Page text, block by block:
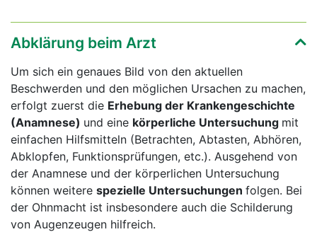
Abklärung beim Arzt
Um sich ein genaues Bild von den aktuellen
Beschwerden und den möglichen Ursachen zu machen,
erfolgt zuerst die Erhebung der Krankengeschichte
(Anamnese) und eine körperliche Untersuchung mit
einfachen Hilfsmitteln (Betrachten, Abtasten, Abhören,
Abklopfen, Funktionsprüfungen, etc.). Ausgehend von
der Anamnese und der körperlichen Untersuchung
können weitere spezielle Untersuchungen folgen. Bei
der Ohnmacht ist insbesondere auch die Schilderung
von Augenzeugen hilfreich.